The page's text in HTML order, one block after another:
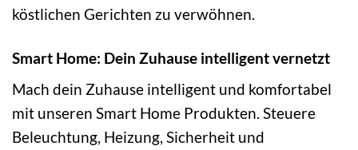
köstlichen Gerichten zu verwöhnen.
Smart Home: Dein Zuhause intelligent vernetzt
Mach dein Zuhause intelligent und komfortabel
mit unseren Smart Home Produkten. Steuere
Beleuchtung, Heizung, Sicherheit und